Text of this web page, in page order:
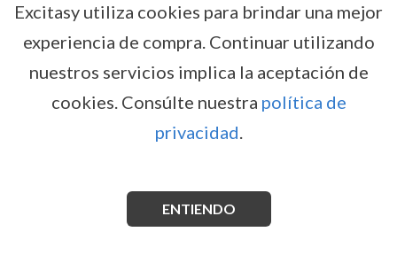
BOLAS VAGINALES CANDY
BALLS BERRY
la búsqueda del placer es un juego
erótico intrigante gracias a los movimientos de la
Excitasy utiliza cookies para brindar una mejor
experiencia de compra.Continuar utilizando
nuestros servicios implica la aceptación de
cookies.Consúlte nuestra política de
privacidad.
ENTIENDO